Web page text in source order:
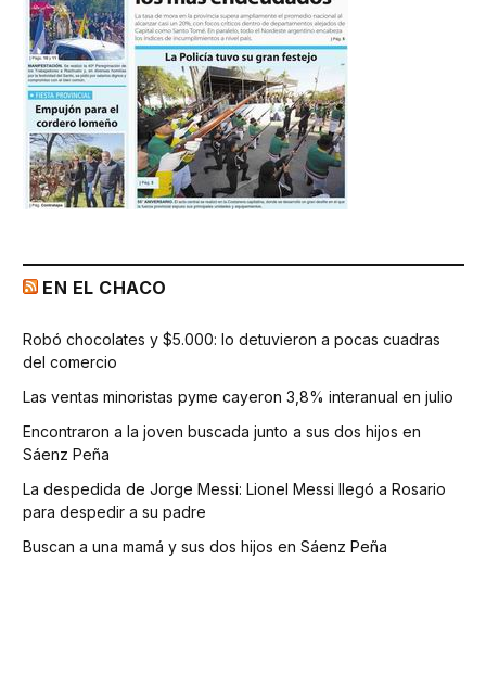
EN EL CHACO
Robó chocolates y $5.000: lo detuvieron a pocas cuadras
del comercio
Las ventas minoristas pyme cayeron 3,8% interanual en julio
Encontraron a la joven buscada junto a sus dos hijos en
Sáenz Peña
La despedida de Jorge Messi: Lionel Messi llegó a Rosario
para despedir a su padre
Buscan a una mamá y sus dos hijos en Sáenz Peña